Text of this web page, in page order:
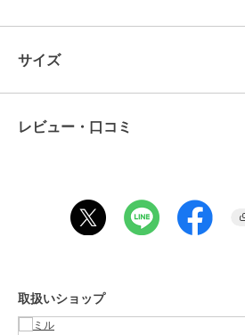
トップスを選ばず、日常のコーディネート
ーーーーーーーーーーーーーーーーー
・フロントホック、ファスナー仕様
サイズ
レビュー・口コミ
取扱いショップ